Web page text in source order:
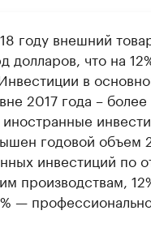
году внешний
долларов, что на
в
2017 года –
годовой объем
инвестиций по
производствам,
—